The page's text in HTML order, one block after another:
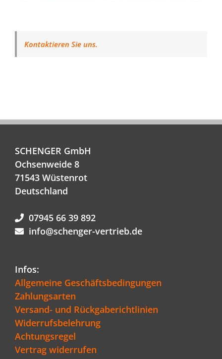
Kontaktieren Sie uns.
SCHENGER GmbH
Ochsenweide 8
71543 Wüstenrot
Deutschland
07945 66 39 892
info@schenger-vertrieb.de
Infos:
Allgemeine Geschäftsbedingungen
Zahlungsarten
Versand- und Rückgaberichtlinien
Widerrufsbelehrung
Achtungsregel
Vertrag widerrufen